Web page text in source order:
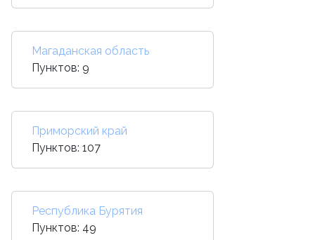
Магаданская область
Пунктов: 9
Приморский край
Пунктов: 107
Республика Бурятия
Пунктов: 49